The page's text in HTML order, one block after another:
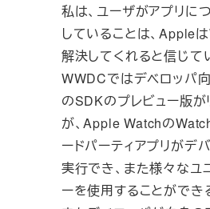
私は、ユーザがアプリに
していることは、Apple
解決してくれると信じて
WWDCではデベロッパ
のSDKのプレビュー版が
が、Apple Watchの
ードパーティアプリがデ
実行でき、また様々なユ
ーを使用することができ